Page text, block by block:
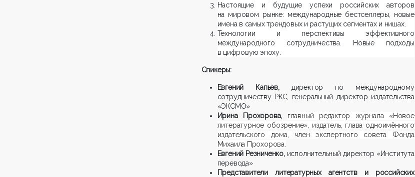
Настоящие и будущие успехи российских авторов
на мировом рынке: международные бестселлеры, новые
имена в самых трендовых и растущих сегментах и нишах.
Технологии и перспективы эффективного
международного сотрудничества. Новые подходы
в цифровую эпоху.
Спикеры:
Евгений Капьев, директор по международному
сотрудничеству РКС, генеральный директор издательства
«ЭКСМО»
Ирина Прохорова, главный редактор журнала «Новое
литературное обозрение», издатель, глава одноимённого
издательского дома, член экспертного совета Фонда
Михаила Прохорова.
Евгений Резниченко, исполнительный директор «Института
перевода»
Представители литературных агентств и российских